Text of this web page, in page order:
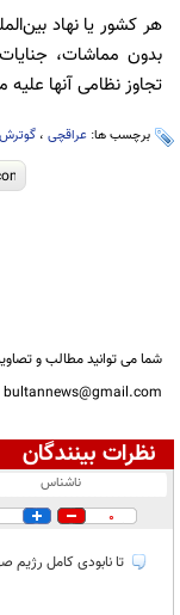
هر کشور یا نهاد
بدون مماشات،
تجاوز نظامی آنها
برچسب ها: عراقچی ، گوترش
شما می توانید مطالب و
bultannews@gmail.com
نظرات بینندگان
در انتظار بررسی:
ناشناس
0
تا نابودی کامل رژیم